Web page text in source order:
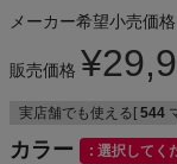
HOKA
もっ
メーカー希望小売価格
販売価格 ¥
実店舗でも使える[ 544
カラー 選択してく